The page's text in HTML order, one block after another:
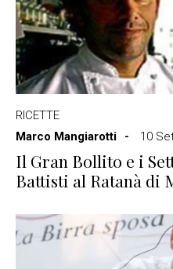
RICETTE
Marco Mangiarotti
10
Il Gran Bollito e i
Battisti al Ratanà di